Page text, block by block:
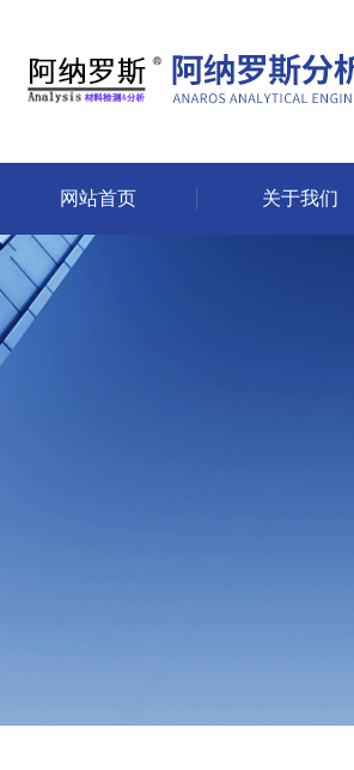
网站首页 关于我们